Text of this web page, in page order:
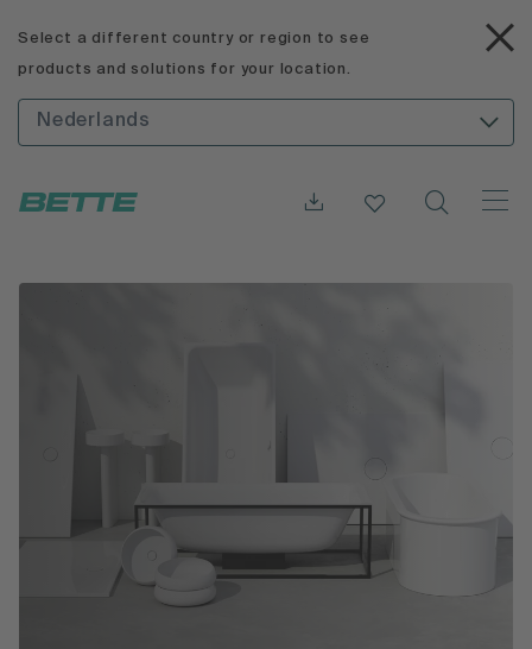
Select a different country or region to see
products and solutions for your location.
Nederlands